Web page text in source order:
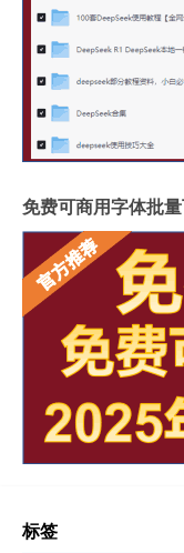
免费可商用字体批
标签